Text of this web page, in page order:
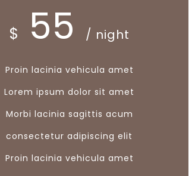
$ 55 / night
Proin lacinia vehicula amet
Lorem ipsum dolor sit amet
Morbi lacinia sagittis acum
consectetur adipiscing elit
Proin lacinia vehicula amet